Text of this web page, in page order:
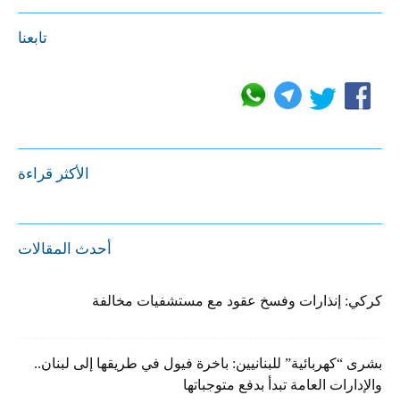
تابعنا
الأكثر قراءة
أحدث المقالات
كركي: إنذارات وفسخ عقود مع مستشفيات مخالفة
بشرى “كهربائية” للبنانيين: باخرة فيول في طريقها إلى لبنان..
والإدارات العامة تبدأ بدفع متوجباتها